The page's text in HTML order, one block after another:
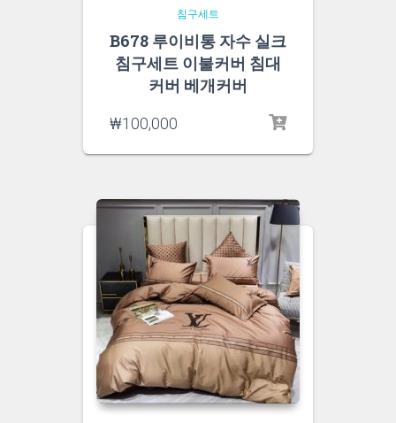
침구세트
B678 루이비통 자수 실크
침구세트 이불커버 침대
커버 베개커버
₩100,000